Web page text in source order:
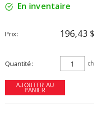
En inventaire
Prix 196,43 $
Quantité ch
AJOUTER AU
PANIER